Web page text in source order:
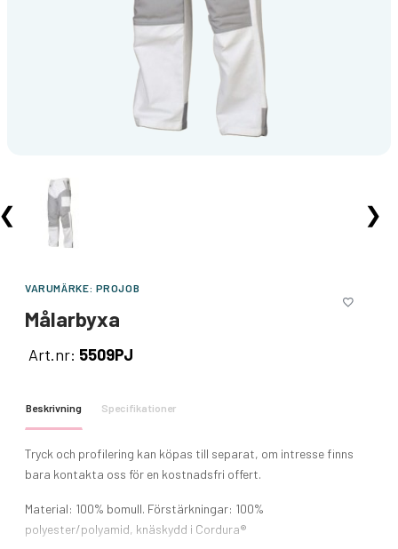
❯
VARUMÄRKE: PROJOB
Målarbyxa
Art.nr: 5509PJ
Beskrivning Specifikationer
Tryck och profilering kan köpas till separat, om intresse finns
bara kontakta oss för en kostnadsfri offert.
Material: 100% bomull. Förstärkningar: 100%
polyester/polyamid, knäskydd i Cordura®